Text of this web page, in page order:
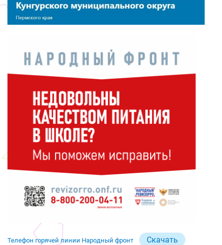
Телефон горячей линии Народный фронт Скачать